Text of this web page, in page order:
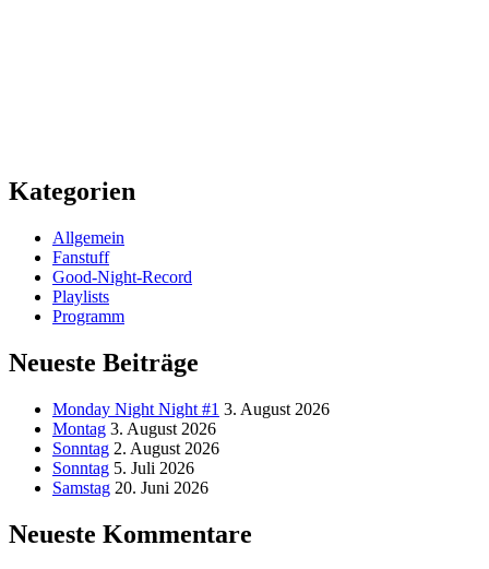
Kategorien
Allgemein
Fanstuff
Good-Night-Record
Playlists
Programm
Neueste Beiträge
Monday Night Night #1 3. August 2026
Montag 3. August 2026
Sonntag 2. August 2026
Sonntag 5. Juli 2026
Samstag 20. Juni 2026
Neueste Kommentare